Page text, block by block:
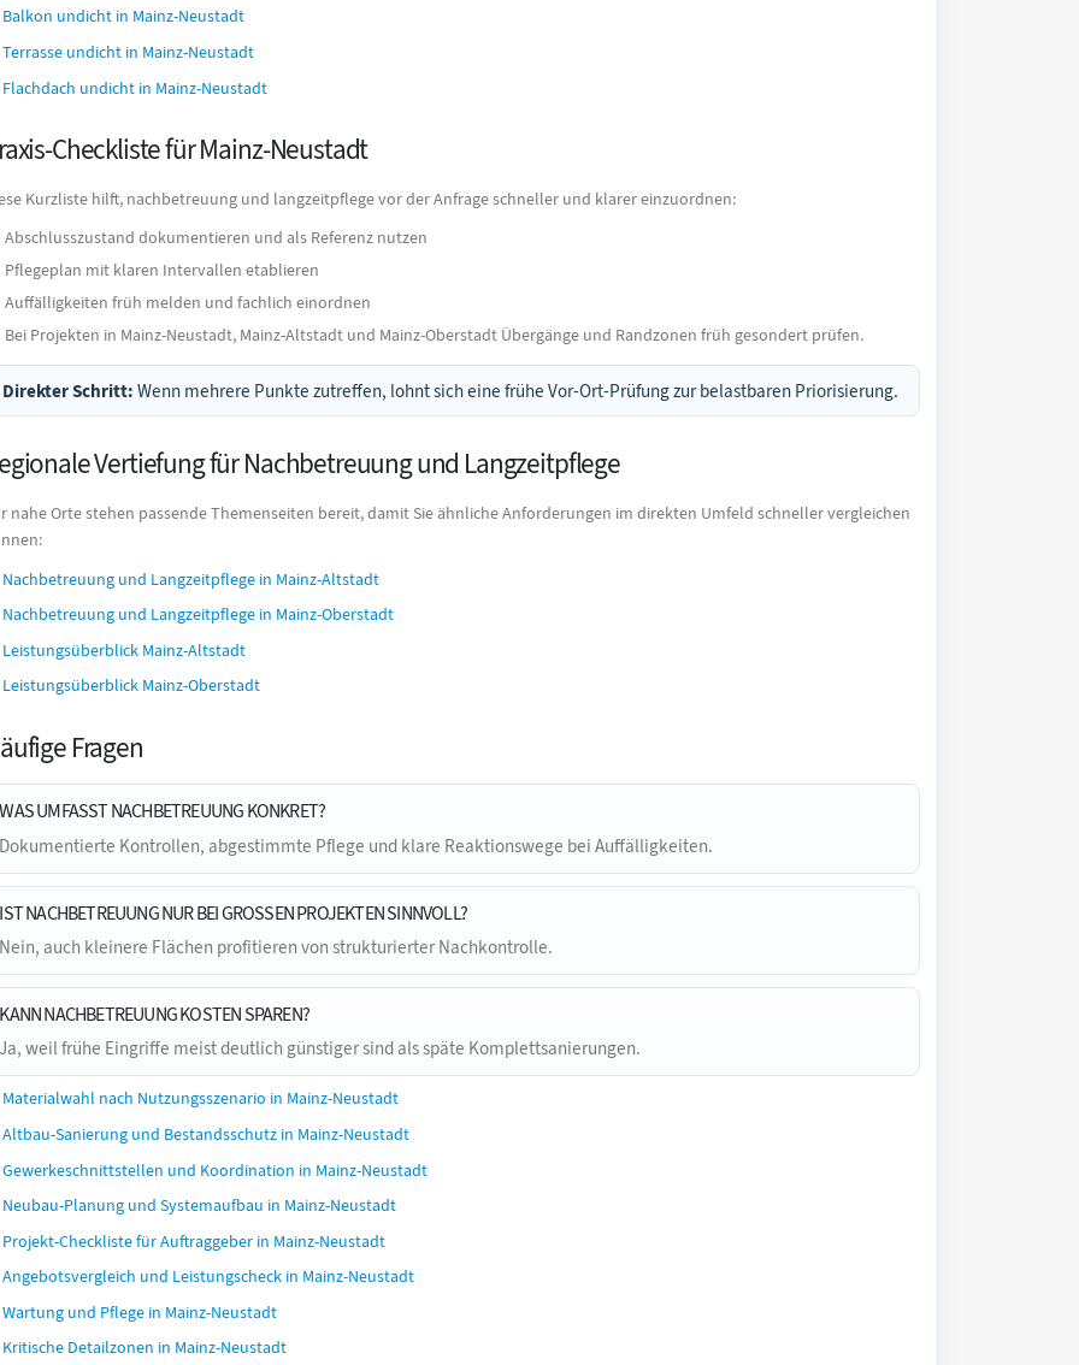
Balkon undicht in Mainz-Neustadt
Terrasse undicht in Mainz-Neustadt
Flachdach undicht in Mainz-Neustadt
Checkliste für Mainz-Neustadt
Kurzliste hilft, nachbetreuung und langzeitpflege vor der Anfrage schneller und klarer einzuordnen:
Abschlusszustand dokumentieren und als Referenz nutzen
Pflegeplan mit klaren Intervallen etablieren
Auffälligkeiten früh melden und fachlich einordnen
Bei Projekten in Mainz-Neustadt, Mainz-Altstadt und Mainz-Oberstadt Übergänge und Randzonen früh gesondert prüfen.
Direkter Schritt: Wenn mehrere Punkte zutreffen, lohnt sich eine frühe Vor-Ort-Prüfung zur belastbaren Priorisierung.
Vertiefung für Nachbetreuung und Langzeitpflege
nahe Orte stehen passende Themenseiten bereit, damit Sie ähnliche Anforderungen im direkten Umfeld schneller vergleichen
Nachbetreuung und Langzeitpflege in Mainz-Altstadt
Nachbetreuung und Langzeitpflege in Mainz-Oberstadt
Leistungsüberblick Mainz-Altstadt
Leistungsüberblick Mainz-Oberstadt
Fragen
WAS UMFASST NACHBETREUUNG KONKRET?
Dokumentierte Kontrollen, abgestimmte Pflege und klare Reaktionswege bei Auffälligkeiten.
IST NACHBETREUUNG NUR BEI GROSSEN PROJEKTEN SINNVOLL?
Nein, auch kleinere Flächen profitieren von strukturierter Nachkontrolle.
KANN NACHBETREUUNG KOSTEN SPAREN?
Ja, weil frühe Eingriffe meist deutlich günstiger sind als späte Komplettsanierungen.
Materialwahl nach Nutzungsszenario in Mainz-Neustadt
Altbau-Sanierung und Bestandsschutz in Mainz-Neustadt
Gewerkeschnittstellen und Koordination in Mainz-Neustadt
Neubau-Planung und Systemaufbau in Mainz-Neustadt
Projekt-Checkliste für Auftraggeber in Mainz-Neustadt
Angebotsvergleich und Leistungscheck in Mainz-Neustadt
Wartung und Pflege in Mainz-Neustadt
Kritische Detailzonen in Mainz-Neustadt